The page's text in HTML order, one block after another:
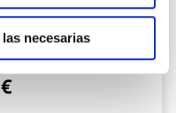
necesarias
embrague 35-35 laton,